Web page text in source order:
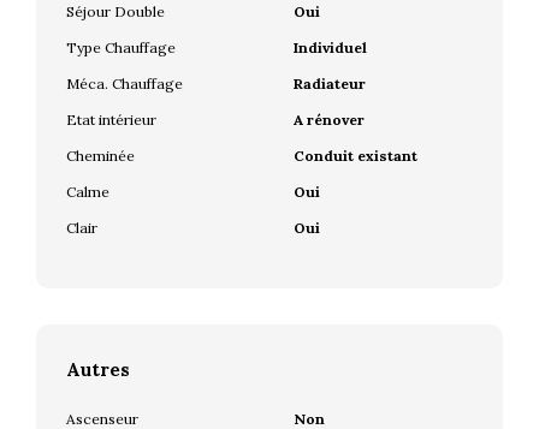
Séjour Double
Oui
Type Chauffage
Individuel
Méca. Chauffage
Radiateur
Etat intérieur
A rénover
Cheminée
Conduit existant
Calme
Oui
Clair
Oui
Autres
Ascenseur
Non